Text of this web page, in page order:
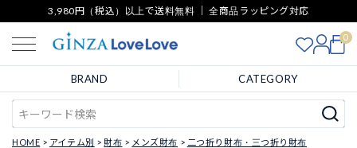
3,980円（税込）以上で送料無料 ｜ 全商品ラッピング対応
0
BRAND CATEGORY
HOME アイテム別 財布 メンズ財布
二つ折り財布・三つ折り財布